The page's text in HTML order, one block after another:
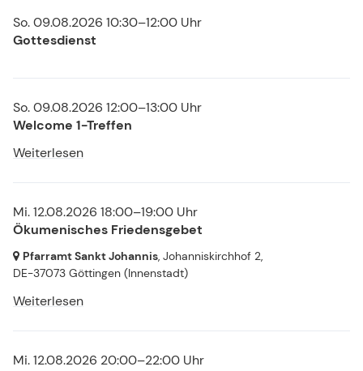
So. 09.08.2026 10:30–12:00 Uhr
Gottesdienst
So. 09.08.2026 12:00–13:00 Uhr
Welcome 1-Treffen
Weiterlesen
Mi. 12.08.2026 18:00–19:00 Uhr
Ökumenisches Friedensgebet
Pfarramt Sankt Johannis, Johanniskirchhof 2,
DE-37073 Göttingen (Innenstadt)
Weiterlesen
Mi. 12.08.2026 20:00–22:00 Uhr